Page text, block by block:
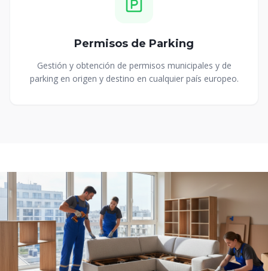
Permisos de Parking
Gestión y obtención de permisos municipales y de
parking en origen y destino en cualquier país europeo.